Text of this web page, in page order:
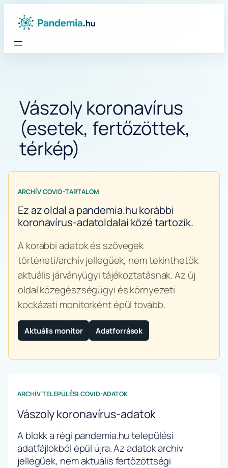
Vászoly koronavírus
(esetek, fertőzöttek,
térkép)
ARCHÍV COVID-TARTALOM
Ez az oldal a pandemia.hu korábbi
koronavírus-adatoldalai közé tartozik.
A korábbi adatok és szövegek
történeti/archív jellegűek, nem tekinthetők
aktuális járványügyi tájékoztatásnak. Az új
oldal közegészségügyi és környezeti
kockázati monitorként épül tovább.
Aktuális monitor Adatforrások
ARCHÍV TELEPÜLÉSI COVID-ADATOK
Vászoly koronavírus-adatok
A blokk a régi pandemia.hu települési
adatfájlokból épül újra. Az adatok archív
jellegűek, nem aktuális fertőzöttségi